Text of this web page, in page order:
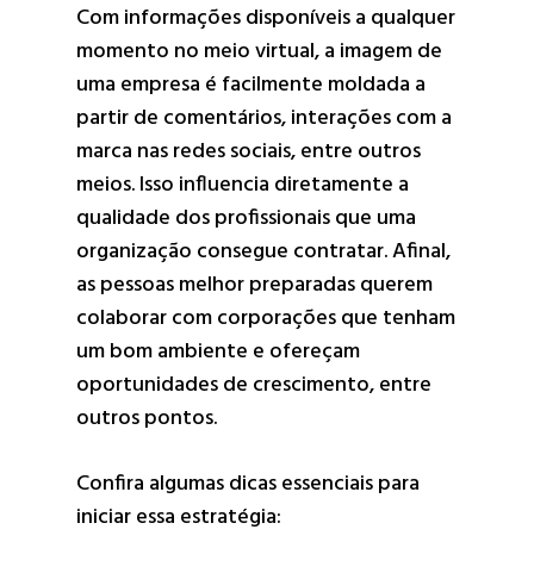
Com informações disponíveis a qualquer
momento no meio virtual, a imagem de
uma empresa é facilmente moldada a
partir de comentários, interações com a
marca nas redes sociais, entre outros
meios. Isso influencia diretamente a
qualidade dos profissionais que uma
organização consegue contratar. Afinal,
as pessoas melhor preparadas querem
colaborar com corporações que tenham
um bom ambiente e ofereçam
oportunidades de crescimento, entre
outros pontos.
Confira algumas dicas essenciais para
iniciar essa estratégia: